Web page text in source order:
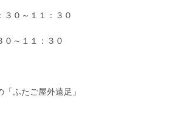
０～１１：３０
～１１：３０
ふたご屋外遠足」